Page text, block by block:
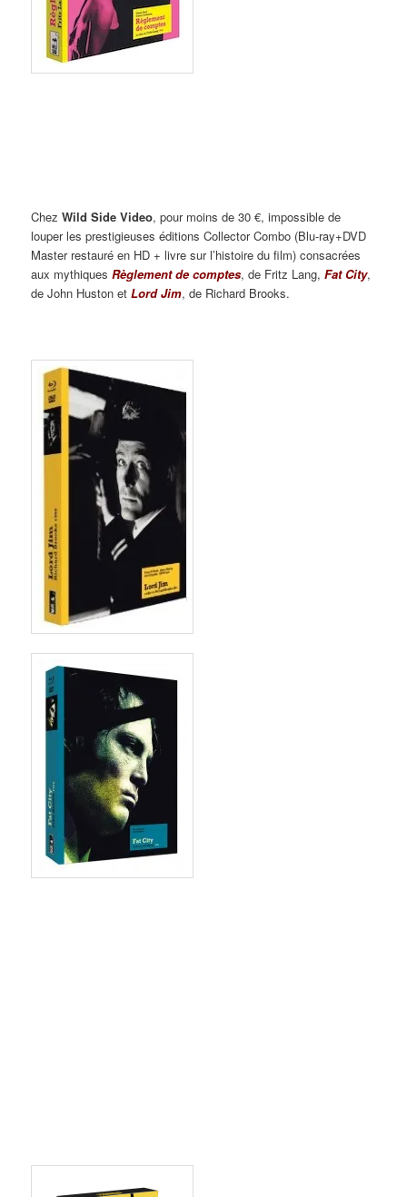
ChezWild Side Video, pour moins de 30 €, impossible de
louper les prestigieuses éditions Collector Combo (Blu-ray+DVD
Master restauré en HD + livre sur l’histoire du film) consacrées
aux mythiques Règlement de comptes, de Fritz Lang, Fat City,
de John Huston et Lord Jim, de Richard Brooks.